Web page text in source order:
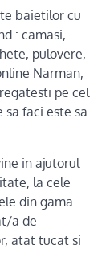
baietilor cu
: camasi,
pulovere,
Narman,
pe cel
faci este sa
in ajutorul
la cele
din gama
a de
atat tucat si